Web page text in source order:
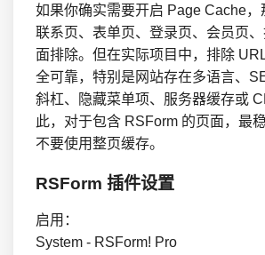
如果你确实需要开启 Page Cache
联系页、表单页、登录页、会员页
面排除。但在实际项目中，排除
全可靠，特别是网站存在多语言、
斜杠、隐藏菜单项、服务器缓存或
此，对于包含 RSForm 的页面，最
不要使用整页缓存。
RSForm 插件设置
启用：
System - RSForm! Pro